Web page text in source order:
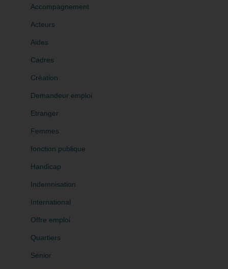
Accompagnement
Acteurs
Aides
Cadres
Création
Demandeur emploi
Etranger
Femmes
fonction publique
Handicap
Indemnisation
International
Offre emploi
Quartiers
Sénior